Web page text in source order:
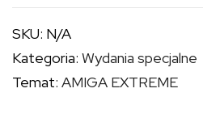
EXTREME
-
OKŁADKA
LOTUS
SKU: N/A
Kategoria: Wydania specjalne
Temat: AMIGA EXTREME